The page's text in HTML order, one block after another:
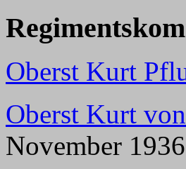
Oberst Kurt
Oberst Kurt
November 1936